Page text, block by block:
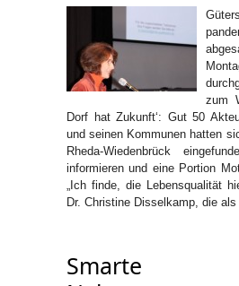
zum
Dorf hat Zukunft‘: Gut 50
und seinen Kommunen hatten
Rheda-Wiedenbrück
informieren und eine Portion
„Ich finde, die Lebensqualität
Dr. Christine Disselkamp, die
Smarte